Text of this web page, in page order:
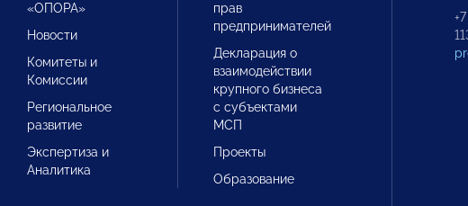
«ОПОРА»
Новости
Комитеты и
Комиссии
Региональное
развитие
Экспертиза и
Аналитика
прав
предпринимателей
Декларация о
взаимодействии
крупного бизнеса
с субъектами
МСП
Проекты
Образование